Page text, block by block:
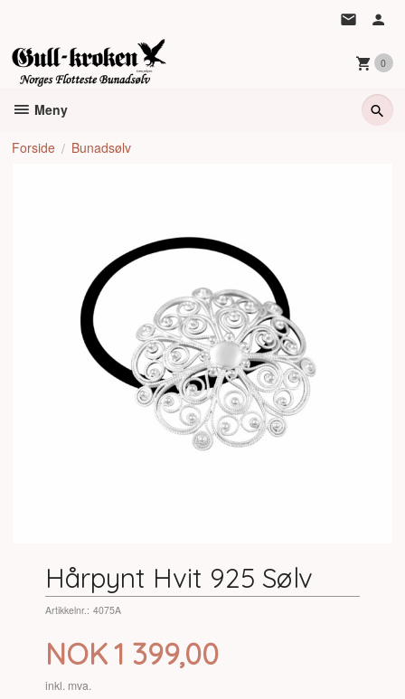
innholdet
0
Meny
Forside Bunadsølv
Hårpynt Hvit 925 Sølv
Artikkelnr.: 4075A
Pris
NOK1 399,00
inkl. mva.